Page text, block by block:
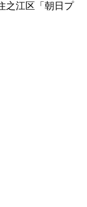
之江区「朝日プ